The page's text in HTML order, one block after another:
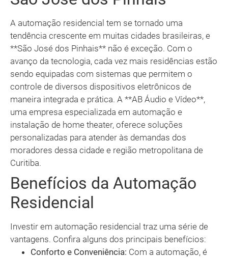
A automação residencial tem se tornado uma
tendência crescente em muitas cidades brasileiras, e
**São José dos Pinhais** não é exceção. Com o
avanço da tecnologia, cada vez mais residências estão
sendo equipadas com sistemas que permitem o
controle de diversos dispositivos eletrônicos de
maneira integrada e prática. A **AB Áudio e Vídeo**,
uma empresa especializada em automação e
instalação de home theater, oferece soluções
personalizadas para atender às demandas dos
moradores dessa cidade e região metropolitana de
Curitiba.
Benefícios da Automação
Residencial
Investir em automação residencial traz uma série de
vantagens. Confira alguns dos principais benefícios:
Conforto e Conveniência: Com a automação, é